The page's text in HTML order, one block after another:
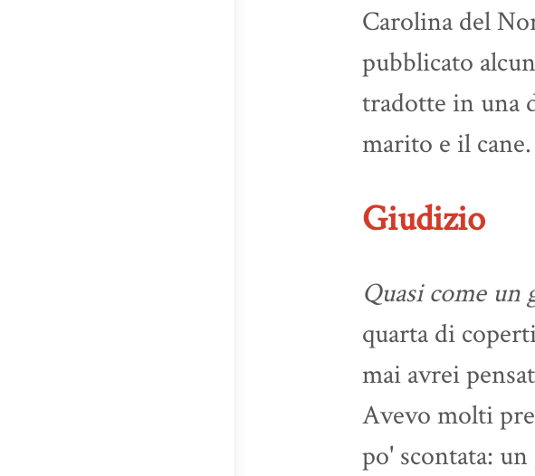
Carolina del
pubblicato
tradotte in una
marito e il cane.
Giudizio
Quasi come un
quarta di
mai avrei
Avevo molti
po' scontata: